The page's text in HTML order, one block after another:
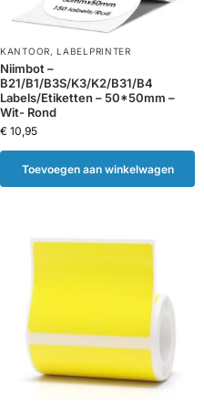
KANTOOR, LABELPRINTER
Niimbot –
B21/B1/B3S/K3/K2/B31/B4
Labels/Etiketten – 50*50mm –
Wit- Rond
€ 10,95
Toevoegen aan winkelwagen